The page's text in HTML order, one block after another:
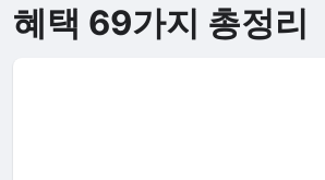
혜택 69가지 총정리